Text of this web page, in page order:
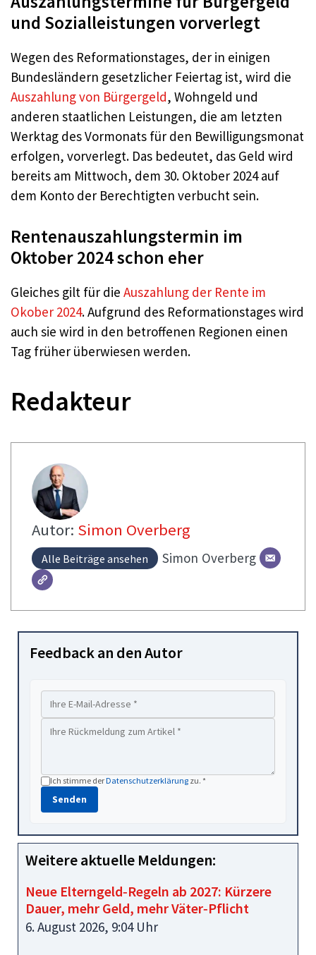
und Sozialleistungen vorverlegt
Wegen des Reformationstages, der in einigen
Bundesländern gesetzlicher Feiertag ist, wird die
Auszahlung von Bürgergeld, Wohngeld und
anderen staatlichen Leistungen, die am letzten
Werktag des Vormonats für den Bewilligungsmonat
erfolgen, vorverlegt. Das bedeutet, das Geld wird
bereits am Mittwoch, dem 30. Oktober 2024 auf
dem Konto der Berechtigten verbucht sein.
Rentenauszahlungstermin im
Oktober 2024 schon eher
Gleiches gilt für die Auszahlung der Rente im
Okober 2024. Aufgrund des Reformationstages wird
auch sie wird in den betroffenen Regionen einen
Tag früher überwiesen werden.
Redakteur
Autor: Simon Overberg
Alle Beiträge ansehen Simon Overberg
Feedback an den Autor
Ich stimme derDatenschutzerklärung zu. *
Senden
Weitere aktuelle Meldungen:
Neue Elterngeld‑Regeln ab 2027: Kürzere
Dauer, mehr Geld, mehr Väter‑Pflicht
6. August 2026, 9:04 Uhr